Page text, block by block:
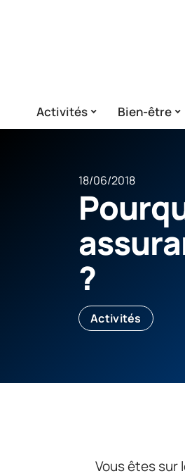
Activités Bien-être
18/06/2018
?
Activités
Vous êtes sur